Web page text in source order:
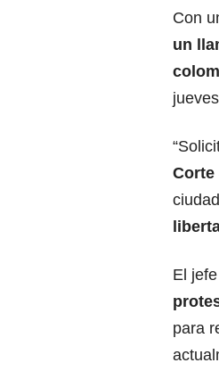
Con
un
Corte
El
para